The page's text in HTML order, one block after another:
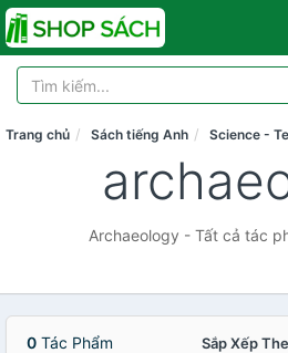
Trang chủ Sách tiếng Anh Science -
Archaeology - Tất cả tác
0 Tác Phẩm Sắp Xếp